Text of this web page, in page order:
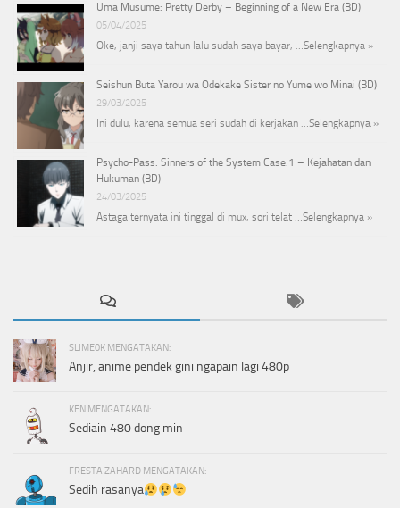
Uma Musume: Pretty Derby – Beginning of a New Era (BD)
05/04/2025
Oke, janji saya tahun lalu sudah saya bayar, …Selengkapnya »
Seishun Buta Yarou wa Odekake Sister no Yume wo Minai (BD)
29/03/2025
Ini dulu, karena semua seri sudah di kerjakan …Selengkapnya »
Psycho-Pass: Sinners of the System Case.1 – Kejahatan dan
Hukuman (BD)
24/03/2025
Astaga ternyata ini tinggal di mux, sori telat …Selengkapnya »
SLIME0K MENGATAKAN:
Anjir, anime pendek gini ngapain lagi 480p
KEN MENGATAKAN:
Sediain 480 dong min
FRESTA ZAHARD MENGATAKAN:
Sedih rasanya